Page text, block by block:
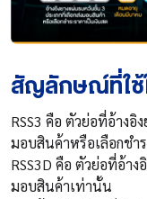
สัญลักษณ์ที่ใช้
RSS3 คือ ตัวย่อที่อ้างอิ
มอบสินค้าหรือเลือกชำ
RSS3D คือ ตัวย่อที่อ้าง
มอบสินค้าเท่านั้น